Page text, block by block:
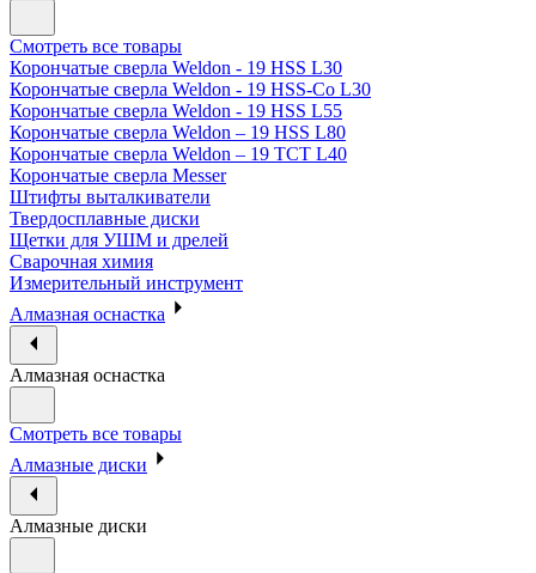
Смотреть все товары
Корончатые сверла Weldon - 19 HSS L30
Корончатые сверла Weldon - 19 HSS-Co L30
Корончатые сверла Weldon - 19 HSS L55
Корончатые сверла Weldon – 19 HSS L80
Корончатые сверла Weldon – 19 TCT L40
Корончатые сверла Messer
Штифты выталкиватели
Твердосплавные диски
Щетки для УШМ и дрелей
Сварочная химия
Измерительный инструмент
Алмазная оснастка
Алмазная оснастка
Смотреть все товары
Алмазные диски
Алмазные диски